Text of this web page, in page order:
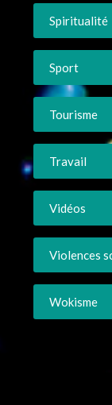
Spiritualité
Sport
Tourisme
Travail
Vidéos
Violences
Wokisme